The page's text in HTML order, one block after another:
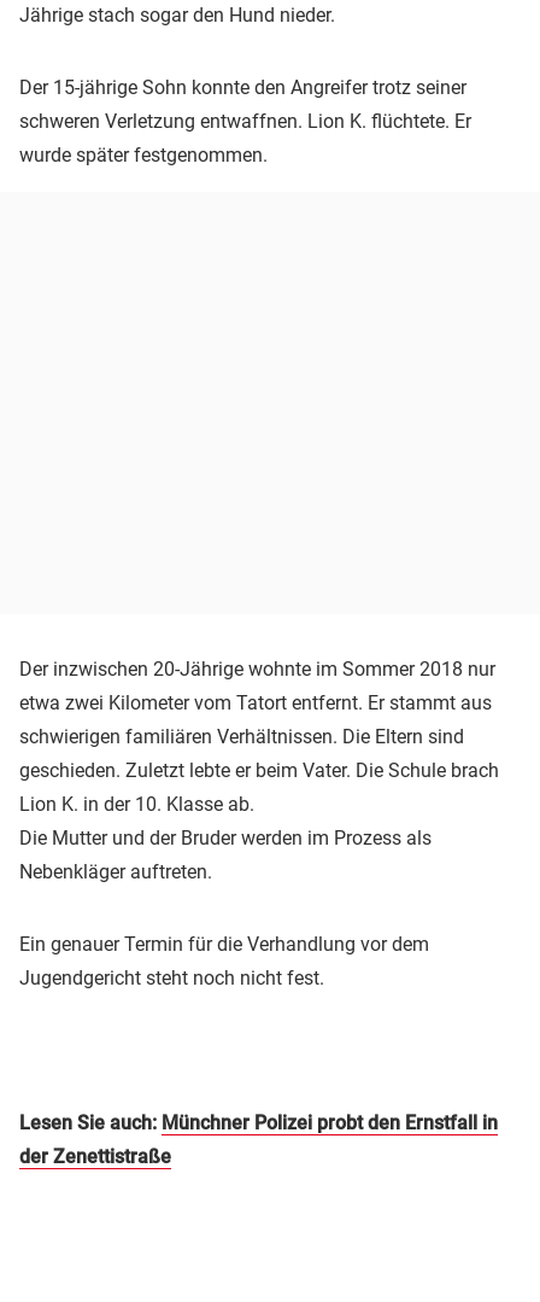
Jährige stach sogar den Hund nieder.
Der 15-jährige Sohn konnte den Angreifer trotz seiner
schweren Verletzung entwaffnen. Lion K. flüchtete. Er
wurde später festgenommen.
Der inzwischen 20-Jährige wohnte im Sommer 2018 nur
etwa zwei Kilometer vom Tatort entfernt. Er stammt aus
schwierigen familiären Verhältnissen. Die Eltern sind
geschieden. Zuletzt lebte er beim Vater. Die Schule brach
Lion K. in der 10. Klasse ab.
Die Mutter und der Bruder werden im Prozess als
Nebenkläger auftreten.
Ein genauer Termin für die Verhandlung vor dem
Jugendgericht steht noch nicht fest.
Lesen Sie auch: Münchner Polizei probt den Ernstfall in
der Zenettistraße